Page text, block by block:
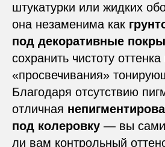
штукатурки или жидких
она незаменима как
под декоративные
сохранить чистоту
«просвечивания»
Благодаря отсутствию
отличная
под колеровку — вы сами
ли вам контрольный